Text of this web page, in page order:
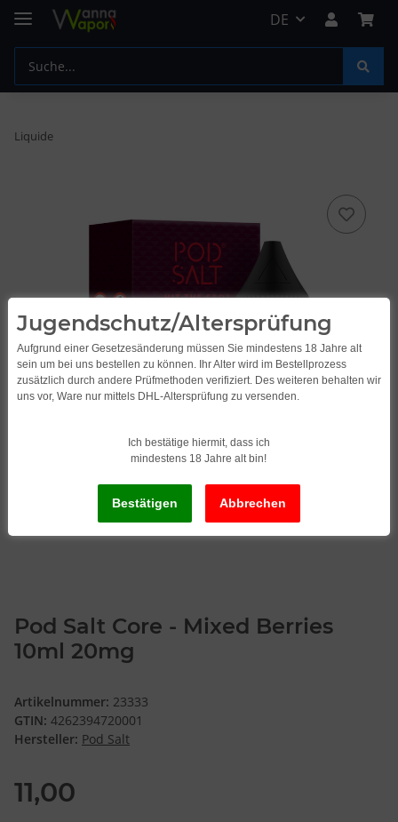
DE
Liquide
Pod Salt Core - Mixed Berries
10ml 20mg
Artikelnummer: 23333
GTIN: 4262394720001
Hersteller: Pod Salt
11,00
Jugendschutz/Altersprüfung
Aufgrund einer Gesetzesänderung müssen Sie mindestens 18 Jahre alt
sein um bei uns bestellen zu können. Ihr Alter wird im Bestellprozess
zusätzlich durch andere Prüfmethoden verifiziert. Des weiteren behalten wir
uns vor, Ware nur mittels DHL-Altersprüfung zu versenden.
Ich bestätige hiermit, dass ich
mindestens 18 Jahre alt bin!